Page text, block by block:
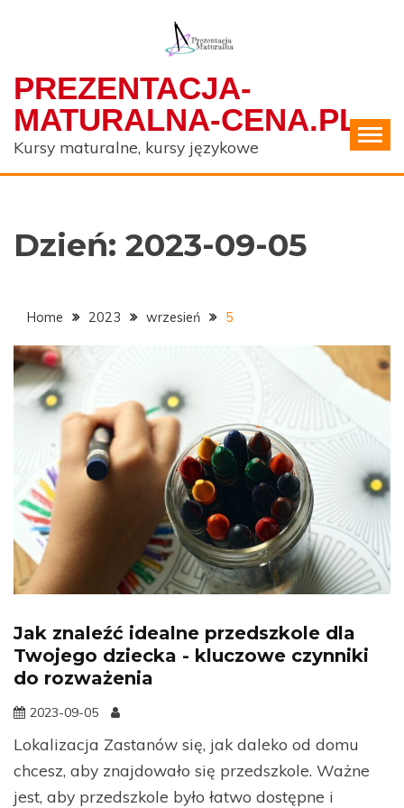
PREZENTACJA-
MATURALNA-CENA.PL
Kursy maturalne, kursy językowe
Dzień: 2023-09-05
Home 2023 wrzesień 5
Jak znaleźć idealne przedszkole dla
Twojego dziecka - kluczowe czynniki
do rozważenia
2023-09-05
Lokalizacja Zastanów się, jak daleko od domu
chcesz, aby znajdowało się przedszkole. Ważne
jest, aby przedszkole było łatwo dostępne i